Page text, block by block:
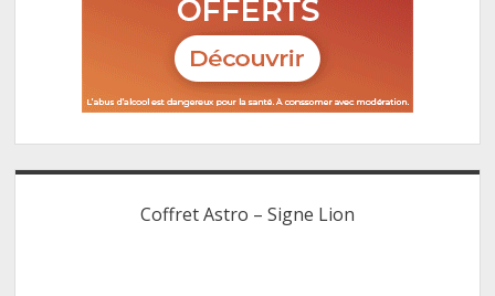
Coffret Astro – Signe Lion